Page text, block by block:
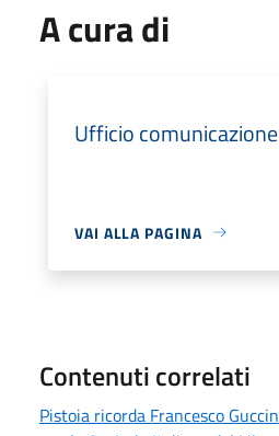
A cura di
Ufficio comunicazione
VAI ALLA PAGINA
Contenuti correlati
Pistoia ricorda Francesco